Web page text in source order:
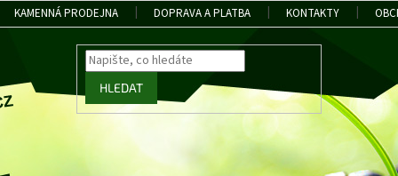
KAMENNÁ PRODEJNA DOPRAVA A PLATBA KONTAKTY
HLEDAT